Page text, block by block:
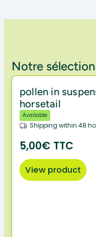
Notre
pollen in
horsetail
Available
Shipping within 48
5,00€ TTC
View product